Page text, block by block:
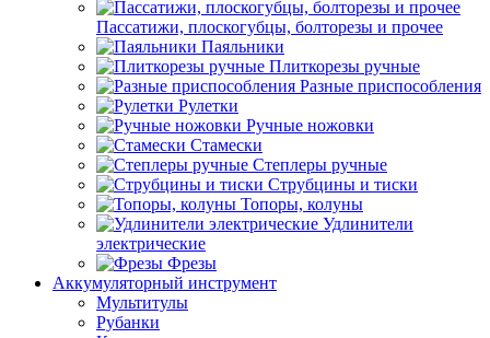
Пассатижи, плоскогубцы, болторезы и прочее
Паяльники
Плиткорезы ручные
Разные приспособления
Рулетки
Ручные ножовки
Стамески
Степлеры ручные
Струбцины и тиски
Топоры, колуны
Удлинители
электрические
Фрезы
Аккумуляторный инструмент
Мультитулы
Рубанки